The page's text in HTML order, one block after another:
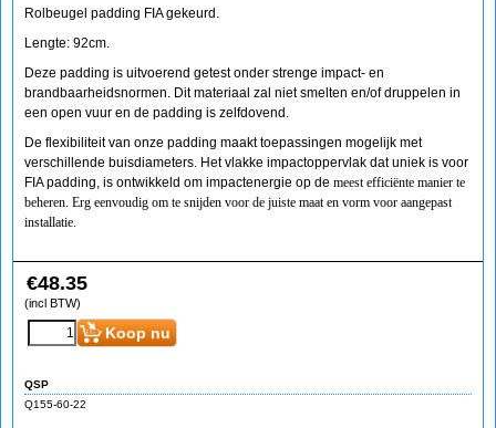
Rolbeugel padding FIA gekeurd.
Lengte: 92cm.
Deze padding is uitvoerend getest onder strenge impact- en
brandbaarheidsnormen. Dit materiaal zal niet smelten en/of druppelen in
een open vuur en de padding is zelfdovend.
De flexibiliteit van onze padding maakt toepassingen mogelijk met
verschillende buisdiameters. Het vlakke impactoppervlak dat uniek is voor
FIA padding, is ontwikkeld om impactenergie op de meest efficiënte manier te
beheren. Erg eenvoudig om te snijden voor de juiste maat en vorm voor aangepast
installatie.
€48.35
(incl BTW)
Koop nu
QSP
Q155-60-22